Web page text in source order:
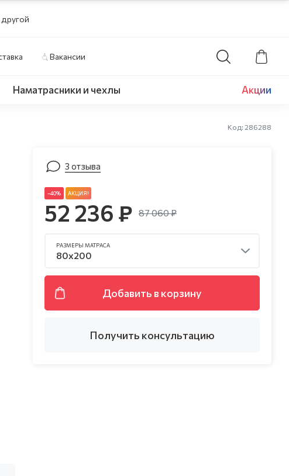
Вакансии
Наматрасники и чехлы Акции
Код: 286288
3 отзыва
–40% АКЦИЯ!
52 236 ₽ 87 060 ₽
РАЗМЕРЫ МАТРАСА
80x200
Добавить в корзину
Получить консультацию